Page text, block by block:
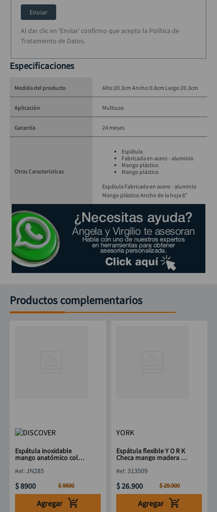
Enviar
Al dar clic en 'Enviar' confirmo que acepto la Política de
Tratamiento de Datos.
Especificaciones
Medida del producto Alto:20.3cm Ancho:0.8cm Largo:20.3cm
Aplicación Multiuso
Garantía 24 meses
Otras Características
Espátula
Fabricada en acero - aluminio
Mango plástico
Mango plástico
Espátula Fabricada en acero - aluminio
Mango plástico Ancho de la hoja 8"
Productos complementarios
Espátula inoxidable
mango anatómico color
:JN285
$8900 $9500
Agregar
YORK
Espátula flexible Y O R K
Checa mango madera 90
:313509
$26.900 $29.900
Agregar